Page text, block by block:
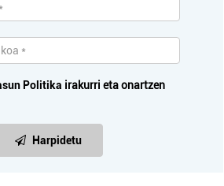
Politika irakurri eta onartzen
Harpidetu